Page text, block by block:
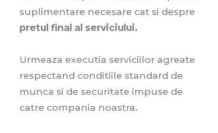
suplimentare necesare cat si despre
pretul final al serviciului.
Urmeaza executia serviciilor agreate
respectand conditiile standard de
munca si de securitate impuse de
catre compania noastra.